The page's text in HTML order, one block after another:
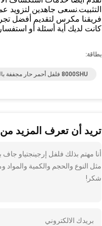
التثبيت.نسعى جاهدين لتزويد
فريقنا مكرس لتقديم أفضل
كانت لديك أية أسئلة أو
بطاقة:
8000SHU فلفل أحمر حار مجففة بالكامل
تريد أن تعرف المزيد
مثل النوع والحجم والكمية والمواد
شكر!